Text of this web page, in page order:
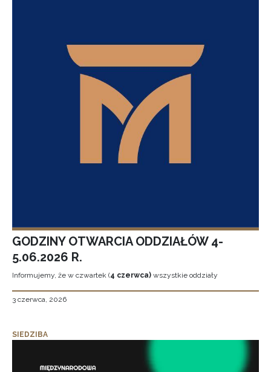
GODZINY OTWARCIA ODDZIAŁÓW 4-
5.06.2026 R.
Informujemy, że w czwartek (4 czerwca) wszystkie oddziały
3 czerwca, 2026
SIEDZIBA